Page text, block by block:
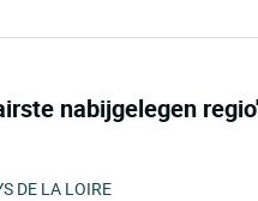
nabijgelegen
DE LA LOIRE